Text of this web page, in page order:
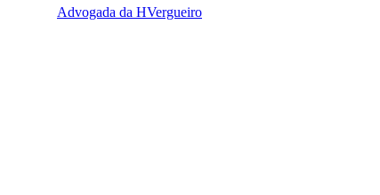
Advogada da HVergueiro